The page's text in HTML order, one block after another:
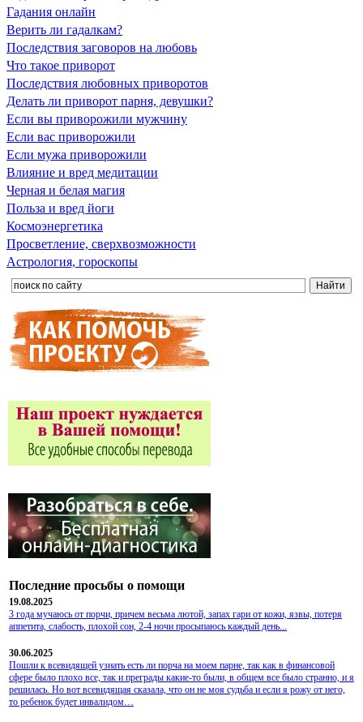
Гадания онлайн
Верить ли гадалкам?
Последствия заговоров на любовь
Что такое приворот
Последствия любовных приворотов
Делать ли приворот парня, девушки?
Если вы приворожили мужчину
Если вас приворожили
Если мужа приворожили
Влияние и вред медитации
Черная и белая магия
Польза и вред йоги
Космоэнергетика
Просветление, сверхвозможности
Астрология, гороскопы
Последние просьбы о помощи
19.08.2025
3 года мучаюсь от порчи, причем весьма лютой, запах гари от кожи, язвы, потеря
аппетита, слабость, плохой сон, 2-4 ночи просыпаюсь каждый день...
30.06.2025
Пошли к всевидящей узнать есть ли порча на моем парне, так как в финансовой
сфере было плохо все, так и преграды какие-то были, в общем все было странно, и я
решилась. Но вот всевидящая сказала, что он не моя судьба и если я рожу от него,
то ребенок будет инвалидом…